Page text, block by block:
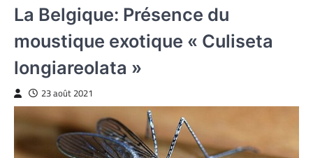
La Belgique: Présence du
moustique exotique « Culiseta
longiareolata »
23 août 2021